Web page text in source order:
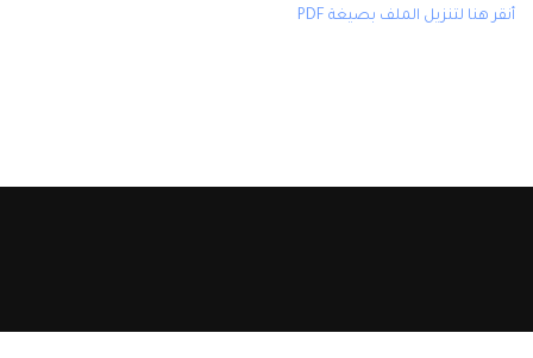
أنقر هنا لتنزيل الملف بصيغة PDF